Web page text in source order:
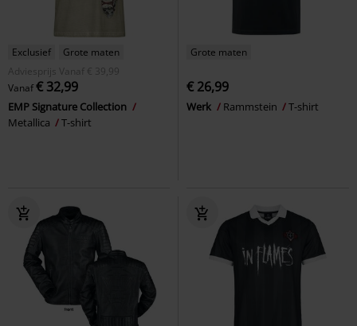
Exclusief
Grote maten
Adviesprijs
Vanaf € 39,99
Vanaf€ 32,99
EMP Signature Collection
Metallica
T-shirt
Grote maten
€ 26,99
Werk Rammstein T-shirt